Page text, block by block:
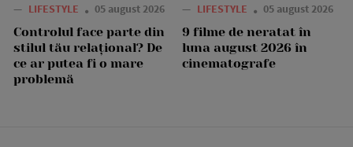
— LIFESTYLE 05 august 2026
Controlul face parte din
stilul tău relațional? De
ce ar putea fi o mare
problemă
— LIFESTYLE 05 august 2026
9 filme de neratat în
luna august 2026 în
cinematografe